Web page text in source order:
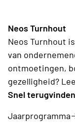
Neos Turnhout
Neos Turnhout
van
ontmoetingen,
gezelligheid?
Snel terugvinden
Jaarprogramma